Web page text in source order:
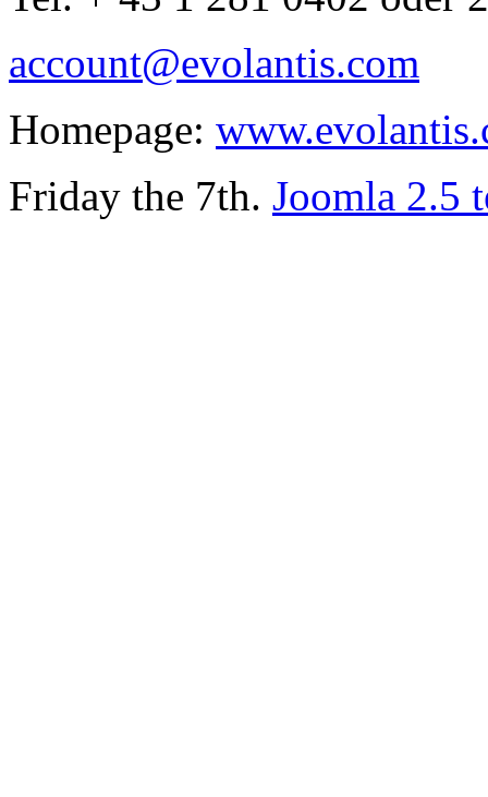
account@evolantis.com
Homepage:
Friday the 7th. Joomla 2.5